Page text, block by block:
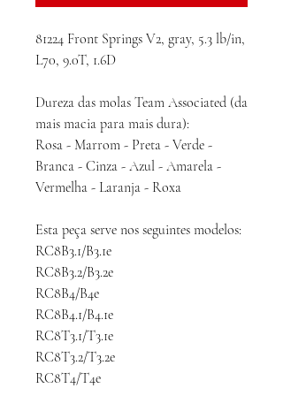
81224 Front Springs V2, gray, 5.3 lb/in,
L70, 9.0T, 1.6D
Dureza das molas Team Associated (da
mais macia para mais dura):
Rosa - Marrom - Preta - Verde -
Branca - Cinza - Azul - Amarela -
Vermelha - Laranja - Roxa
Esta peça serve nos seguintes modelos:
RC8B3.1/B3.1e
RC8B3.2/B3.2e
RC8B4/B4e
RC8B4.1/B4.1e
RC8T3.1/T3.1e
RC8T3.2/T3.2e
RC8T4/T4e